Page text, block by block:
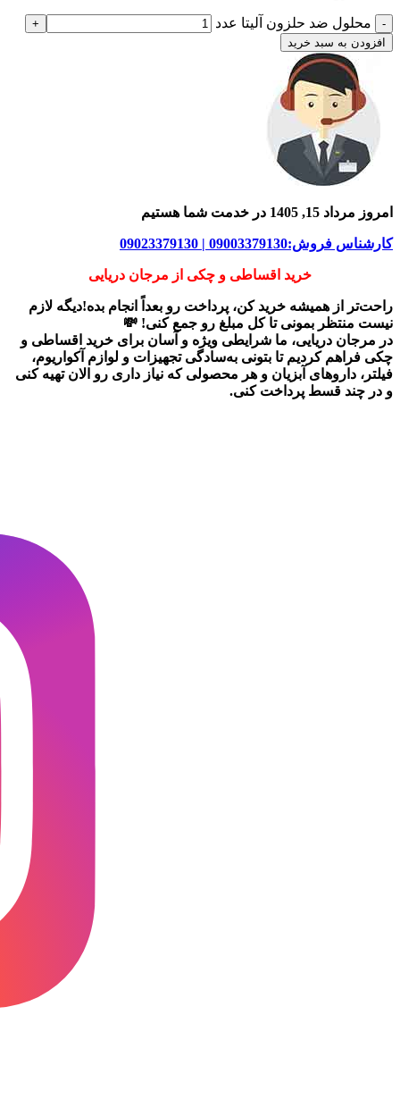
محلول ضد حلزون آلیتا عدد
افزودن به سبد خرید
امروز مرداد 15, 1405 در خدمت شما هستیم
کارشناس فروش:09003379130 | 09023379130
خرید اقساطی و چکی از مرجان دریایی
راحت‌تر از همیشه خرید کن، پرداخت رو بعداً انجام بده!دیگه لازم
نیست منتظر بمونی تا کل مبلغ رو جمع کنی! 💸
در مرجان دریایی، ما شرایطی ویژه و آسان برای خرید اقساطی و
چکی فراهم کردیم تا بتونی به‌سادگی تجهیزات و لوازم آکواریوم،
فیلتر، داروهای آبزیان و هر محصولی که نیاز داری رو الان تهیه کنی
و در چند قسط پرداخت کنی.